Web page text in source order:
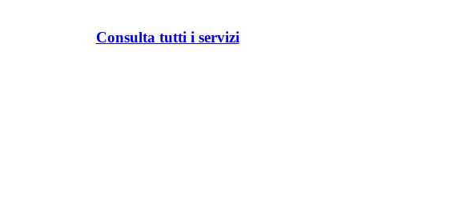
Consulta tutti i servizi